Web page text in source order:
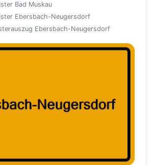
Bad Muskau
Ebersbach-Neugersdorf
Ebersbach-Neugersdorf